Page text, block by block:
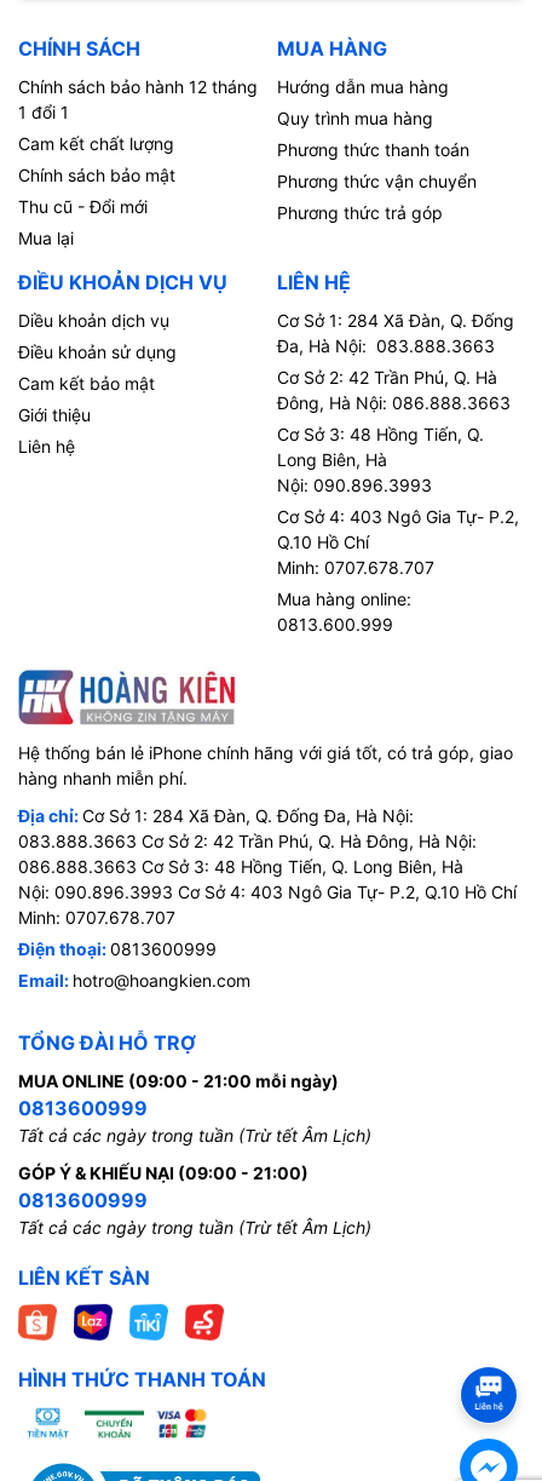
CHÍNH SÁCH
Chính sách bảo hành 12 tháng
1 đổi 1
Cam kết chất lượng
Chính sách bảo mật
Thu cũ - Đổi mới
Mua lại
MUA HÀNG
Hướng dẫn mua hàng
Quy trình mua hàng
Phương thức thanh toán
Phương thức vận chuyển
Phương thức trả góp
ĐIỀU KHOẢN DỊCH VỤ
Diều khoản dịch vụ
Điều khoản sử dụng
Cam kết bảo mật
Giới thiệu
Liên hệ
LIÊN HỆ
Cơ Sở 1: 284 Xã Đàn, Q. Đống
Đa, Hà Nội: 083.888.3663
Cơ Sở 2: 42 Trần Phú, Q. Hà
Đông, Hà Nội: 086.888.3663
Cơ Sở 3: 48 Hồng Tiến, Q.
Long Biên, Hà
Nội: 090.896.3993
Cơ Sở 4: 403 Ngô Gia Tự- P.2,
Q.10 Hồ Chí
Minh: 0707.678.707
Mua hàng online:
0813.600.999
Hệ thống bán lẻ iPhone chính hãng với giá tốt, có trả góp, giao
hàng nhanh miễn phí.
Địa chỉ:Cơ Sở 1: 284 Xã Đàn, Q. Đống Đa, Hà Nội:
083.888.3663 Cơ Sở 2: 42 Trần Phú, Q. Hà Đông, Hà Nội:
086.888.3663 Cơ Sở 3: 48 Hồng Tiến, Q. Long Biên, Hà
Nội: 090.896.3993 Cơ Sở 4: 403 Ngô Gia Tự- P.2, Q.10 Hồ Chí
Minh: 0707.678.707
Điện thoại:0813600999
Email: hotro@hoangkien.com
TỔNG ĐÀI HỖ TRỢ
MUA ONLINE (09:00 - 21:00 mỗi ngày)
0813600999
Tất cả các ngày trong tuần (Trừ tết Âm Lịch)
GÓP Ý & KHIẾU NẠI (09:00 - 21:00)
0813600999
Tất cả các ngày trong tuần (Trừ tết Âm Lịch)
LIÊN KẾT SÀN
HÌNH THỨC THANH TOÁN